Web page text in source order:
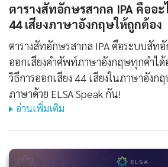
ตารางสัทอักษรสากล IPA คืออะ
44 เสียงภาษาอังกฤษให้ถูกต้อง
ตารางสัทอักษรสากล IPA คือระบบสัท
ออกเสียงคำศัพท์ภาษาอังกฤษทุกคำได้
วิธีการออกเสียง 44 เสียงในภาษาอังก
ภาษาด้วย ELSA Speak กัน!
อ่านเพิ่มเติม